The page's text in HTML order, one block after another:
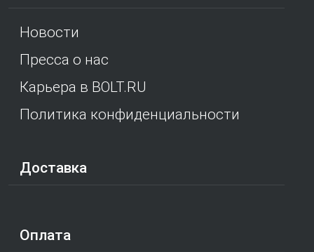
Новости
Пресса о нас
Карьера в BOLT.RU
Политика конфиденциальности
Доставка
Оплата